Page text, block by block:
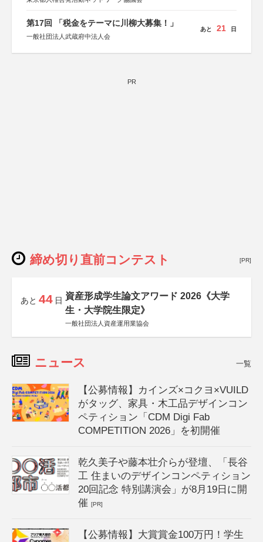
第17回 「税金をテーマに川柳大募集！」
一般社団法人武蔵府中法人会
あと 21 日
PR
締め切り直前コンテスト [PR]
あと 44 日 資産形成学生論文アワード 2026《大学
生・大学院生限定》
一般社団法人資産運用業協会
ニュース 一覧
【公募情報】カインズ×コクヨ×VUILD
がタッグ、家具・木工品デザインコン
ペティション「CDM Digi Fab
COMPETITION 2026」を初開催
乾久美子や藤本壮介らが登壇、「長谷
工 住まいのデザインコンペティション
20回記念 特別講演会」が8月19日に開
催[PR]
【公募情報】大賞賞金100万円！学生